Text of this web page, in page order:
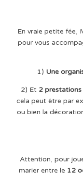
En vraie petite fée,
pour vous
1) Une
2) Et 2 prestations
cela peut être par
ou bien la
Attention, pour
marier entre le 12